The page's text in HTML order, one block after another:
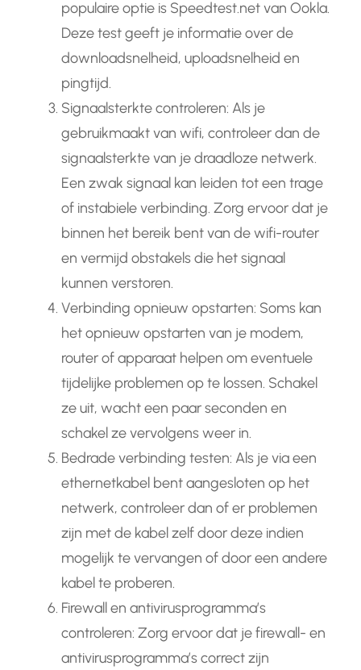
populaire optie is Speedtest.net van Ookla.
Deze test geeft je informatie over de
downloadsnelheid, uploadsnelheid en
pingtijd.
Signaalsterkte controleren: Als je
gebruikmaakt van wifi, controleer dan de
signaalsterkte van je draadloze netwerk.
Een zwak signaal kan leiden tot een trage
of instabiele verbinding. Zorg ervoor dat je
binnen het bereik bent van de wifi-router
en vermijd obstakels die het signaal
kunnen verstoren.
Verbinding opnieuw opstarten: Soms kan
het opnieuw opstarten van je modem,
router of apparaat helpen om eventuele
tijdelijke problemen op te lossen. Schakel
ze uit, wacht een paar seconden en
schakel ze vervolgens weer in.
Bedrade verbinding testen: Als je via een
ethernetkabel bent aangesloten op het
netwerk, controleer dan of er problemen
zijn met de kabel zelf door deze indien
mogelijk te vervangen of door een andere
kabel te proberen.
Firewall en antivirusprogramma’s
controleren: Zorg ervoor dat je firewall- en
antivirusprogramma’s correct zijn